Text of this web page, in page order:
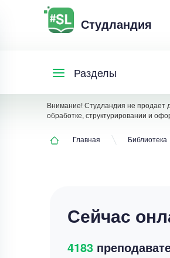
Студландия
Разделы
Внимание! Студландия не продает
обработке, структурировании и
Главная Библиотека
Сейчас
4183